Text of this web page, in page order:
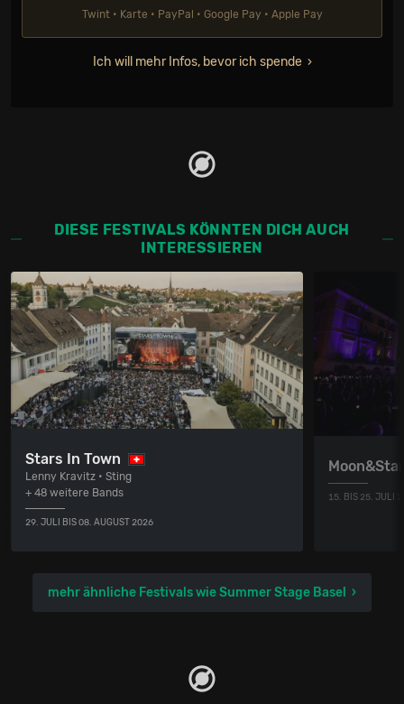
Twint • Karte • PayPal • Google Pay • Apple Pay
Ich will mehr Infos, bevor ich spende
DIESE FESTIVALS KÖNNTEN DICH AUCH
INTERESSIEREN
Stars In Town
Lenny Kravitz • Sting
+ 48 weitere Bands
29. JULI BIS 08. AUGUST 2026
15. BIS 25. JULI
mehr ähnliche Festivals wie Summer Stage Basel